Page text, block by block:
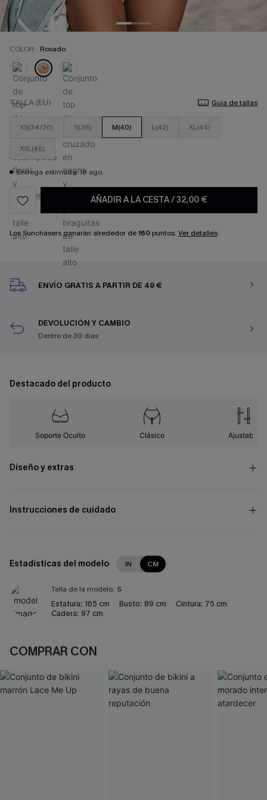
COLOR: Rosado
TALLA (EU) Guía de tallas
XS(34/36) S(38) M(40) L(42) XL(44)
XXL(46)
Entrega estimada: 19 ago.
AÑADIR A LA CESTA/32,00 €
Los Sunchasers ganarán alrededor de160 puntos. Ver detalles
ENVÍO GRATIS A PARTIR DE 49 €
DEVOLUCIÓN Y CAMBIO
Dentro de 30 días
Destacado del producto
Soporte Oculto Clásico Ajustable
Diseño y extras
Instrucciones de cuidado
Estadísticas del modelo IN CM
Talla de la modelo: S
Estatura: 165 cm Busto: 89 cm Cintura: 75 cm
Cadera: 97 cm
COMPRAR CON